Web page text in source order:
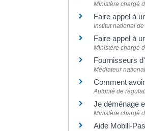
Ministère chargé
Faire appel à
Institut national
Faire appel à
Ministère chargé
Fournisseurs
Médiateur
Comment
Autorité de
Je déménage
Ministère chargé
Aide Mobili-